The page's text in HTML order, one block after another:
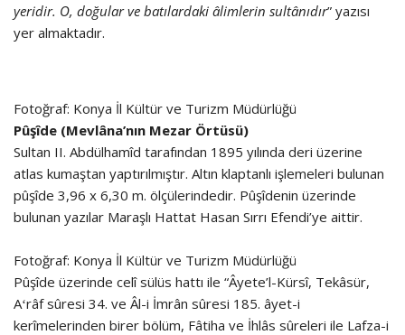
yeridir. O, doğular ve batılardaki âlimlerin sultânıdır” yazısı
yer almaktadır.
Fotoğraf: Konya İl Kültür ve Turizm Müdürlüğü
Pûşîde (Mevlâna’nın Mezar Örtüsü)
Sultan II. Abdülhamîd tarafından 1895 yılında deri üzerine
atlas kumaştan yaptırılmıştır. Altın klaptanlı işlemeleri bulunan
pûşîde 3,96 x 6,30 m. ölçülerindedir. Pûşîdenin üzerinde
bulunan yazılar Maraşlı Hattat Hasan Sırrı Efendi’ye aittir.
Fotoğraf: Konya İl Kültür ve Turizm Müdürlüğü
Pûşîde üzerinde celî sülüs hattı ile “Âyete’l-Kürsî, Tekâsür,
Aʻrâf sûresi 34. ve Âl-i İmrân sûresi 185. âyet-i
kerîmelerinden birer bölüm, Fâtiha ve İhlâs sûreleri ile Lafza-i